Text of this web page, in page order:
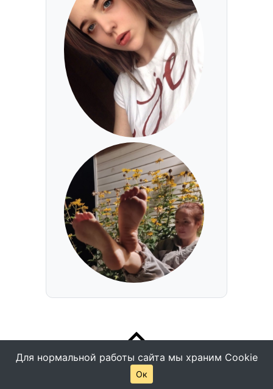
© Все права защищены -Помощь
Для нормальной работы сайта мы храним Cookie
Ок